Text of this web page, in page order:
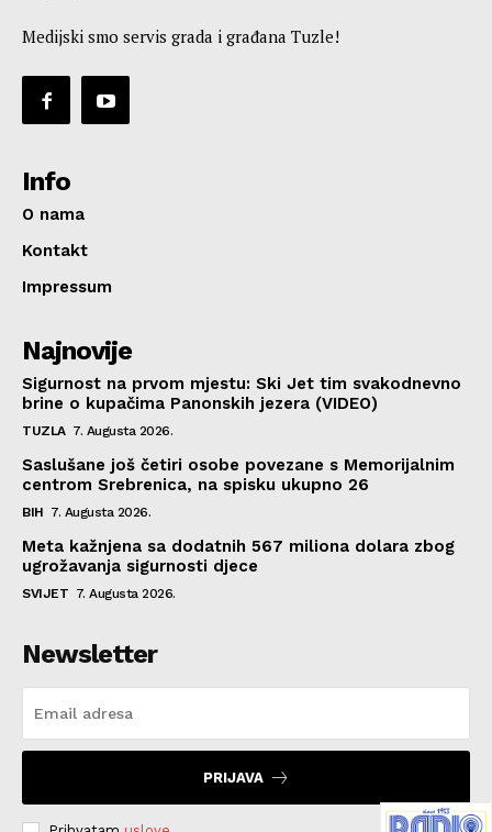
Medijski smo servis grada i građana Tuzle!
Info
O nama
Kontakt
Impressum
Najnovije
Sigurnost na prvom mjestu: Ski Jet tim svakodnevno
brine o kupačima Panonskih jezera (VIDEO)
TUZLA 7. Augusta 2026.
Saslušane još četiri osobe povezane s Memorijalnim
centrom Srebrenica, na spisku ukupno 26
BIH 7. Augusta 2026.
Meta kažnjena sa dodatnih 567 miliona dolara zbog
ugrožavanja sigurnosti djece
SVIJET 7. Augusta 2026.
Newsletter
PRIJAVA